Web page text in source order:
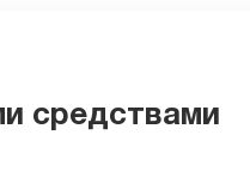
средствами